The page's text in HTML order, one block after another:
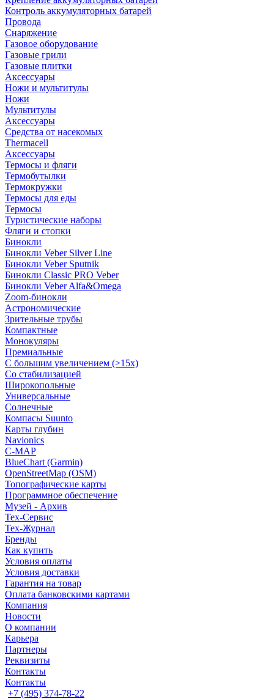
Контроль аккумуляторных батарей
Провода
Снаряжение
Газовое оборудование
Газовые грили
Газовые плитки
Аксессуары
Ножи и мультитулы
Ножи
Мультитулы
Аксессуары
Средства от насекомых
Thermacell
Аксессуары
Термосы и фляги
Термобутылки
Термокружки
Термосы для еды
Термосы
Туристические наборы
Фляги и стопки
Бинокли
Бинокли Veber Silver Line
Бинокли Veber Sputnik
Бинокли Classic PRO Veber
Бинокли Veber Alfa&Omega
Zoom-бинокли
Астрономические
Зрительные трубы
Компактные
Монокуляры
Премиальные
С большим увеличением (>15x)
Со стабилизацией
Широкопольные
Универсальные
Солнечные
Компасы Suunto
Карты глубин
Navionics
C-MAP
BlueChart (Garmin)
OpenStreetMap (OSM)
Топографические карты
Программное обеспечение
Музей - Архив
Tex-Сервис
Тех-Журнал
Бренды
Как купить
Условия оплаты
Условия доставки
Гарантия на товар
Оплата банковскими картами
Компания
Новости
О компании
Карьера
Партнеры
Реквизиты
Контакты
Контакты
+7 (495) 374-78-22